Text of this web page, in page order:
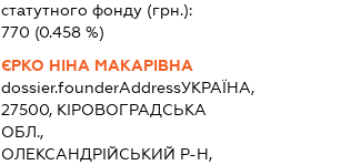
статутного фонду (грн.):
770 (0.458 %)
ЄРКО НІНА МАКАРІВНА
dossier.founderAddressУКРАЇНА,
27500, КІРОВОГРАДСЬКА
ОБЛ.,
ОЛЕКСАНДРІЙСЬКИЙ Р-Н,